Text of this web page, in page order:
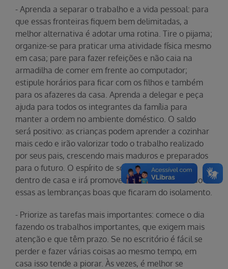
- Aprenda a separar o trabalho e a vida pessoal: para
que essas fronteiras fiquem bem delimitadas, a
melhor alternativa é adotar uma rotina. Tire o pijama;
organize-se para praticar uma atividade física mesmo
em casa; pare para fazer refeições e não caia na
armadilha de comer em frente ao computador;
estipule horários para ficar com os filhos e também
para os afazeres da casa. Aprenda a delegar e peça
ajuda para todos os integrantes da família para
manter a ordem no ambiente doméstico. O saldo
será positivo: as crianças podem aprender a cozinhar
mais cedo e irão valorizar todo o trabalho realizado
por seus pais, crescendo mais maduros e preparados
para o futuro. O espírito de solidariedade começa
dentro de casa e irá promover a união familiar. São
essas as lembranças boas que ficaram do isolamento.
- Priorize as tarefas mais importantes: comece o dia
fazendo os trabalhos importantes, que exigem mais
atenção e que têm prazo. Se no escritório é fácil se
perder e fazer várias coisas ao mesmo tempo, em
casa isso tende a piorar. Às vezes, é melhor se